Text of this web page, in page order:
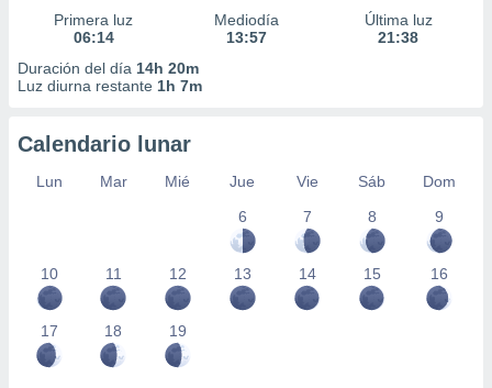
Primera luz
06:14
Mediodía
13:57
Última luz
21:38
Duración del día 14h 20m
Luz diurna restante 1h 7m
Calendario lunar
Lun Mar Mié Jue Vie Sáb
Dom
6
7 8 9
10 11 12 13 14 15 16
17 18 19